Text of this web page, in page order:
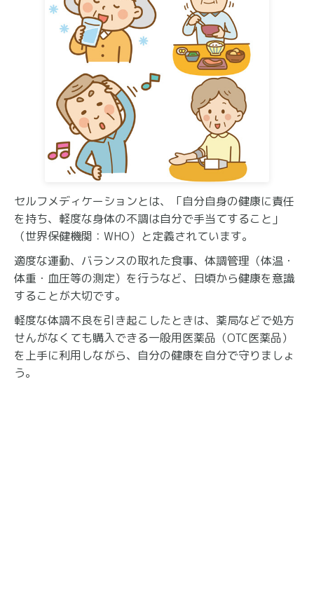
セルフメディケーションとは、「自分自身の健康に責任
を持ち、軽度な身体の不調は自分で手当てすること」
（世界保健機関：WHO）と定義されています。
適度な運動、バランスの取れた食事、体調管理（体温・
体重・血圧等の測定）を行うなど、日頃から健康を意識
することが大切です。
軽度な体調不良を引き起こしたときは、薬局などで処方
せんがなくても購入できる一般用医薬品（OTC医薬品）
を上手に利用しながら、自分の健康を自分で守りましょ
う。